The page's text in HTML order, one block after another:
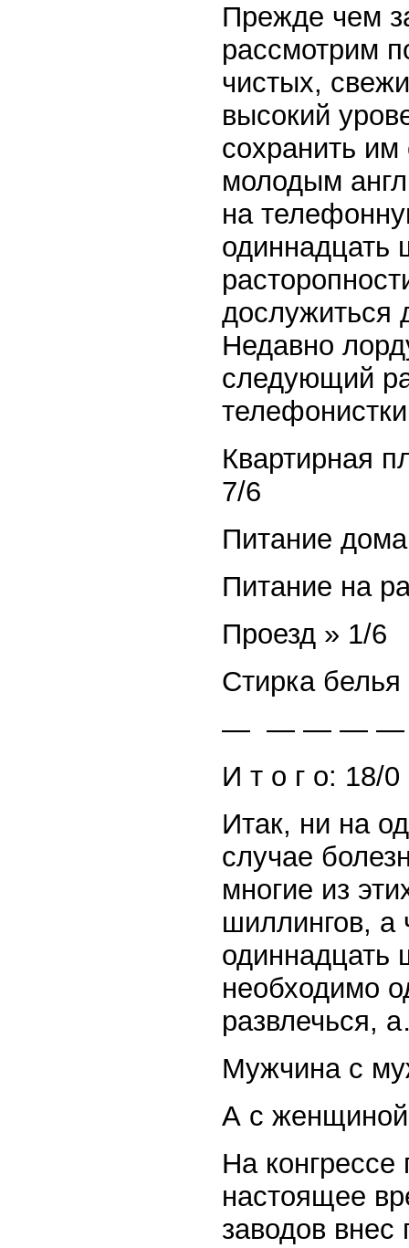
Прежде чем
рассмотрим
чистых,
высокий
сохранить им
молодым
на
одиннадцать
дослужиться
Недавно
следующий
Квартирная
7/6
Питание
Питание на
Проезд » 1/6
Стирка
— — — — —
И т о г о: 18/0
Итак, ни на
случае
многие из
шиллингов, а
одиннадцать
необходимо
развлечься,
Мужчина с
А с
На
настоящее
заводов